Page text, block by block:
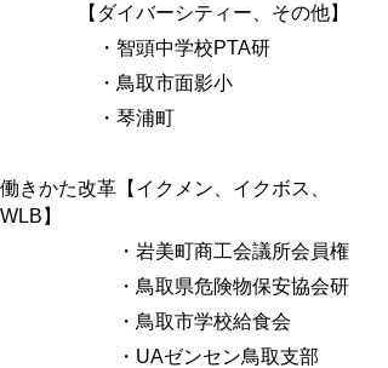
【ダイバーシティー、その他】
・智頭中学校PTA研
・鳥取市面影小
・琴浦町
働きかた改革【イクメン、イクボス、
WLB 】
・岩美町商工会議所会員権
・鳥取県危険物保安協会研
・鳥取市学校給食会
・UAゼンセン鳥取支部